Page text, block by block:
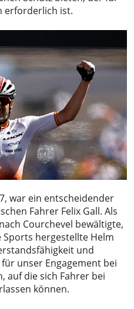
erforderlich ist.
war ein entscheidender
Fahrer Felix Gall. Als
Courchevel bewältigte,
Sports hergestellte Helm
und
für unser Engagement bei
auf die sich Fahrer bei
können.